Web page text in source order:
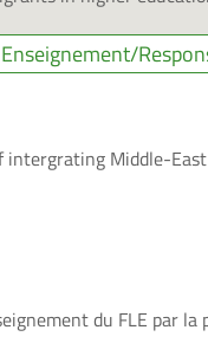
Enseignement/
Middle-
du FLE par